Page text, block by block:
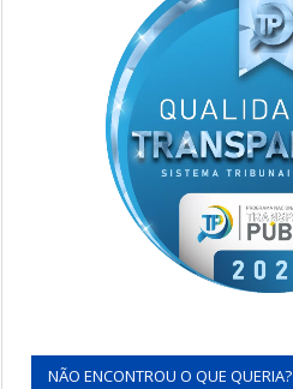
NÃO ENCONTROU O QUE QUERIA?